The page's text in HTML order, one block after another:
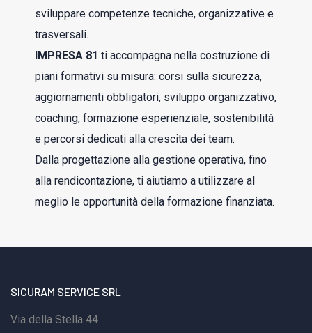
sviluppare competenze tecniche, organizzative e
trasversali.
IMPRESA 81 ti accompagna nella costruzione di
piani formativi su misura: corsi sulla sicurezza,
aggiornamenti obbligatori, sviluppo organizzativo,
coaching, formazione esperienziale, sostenibilità
e percorsi dedicati alla crescita dei team.
Dalla progettazione alla gestione operativa, fino
alla rendicontazione, ti aiutiamo a utilizzare al
meglio le opportunità della formazione finanziata.
SICURAM SERVICE SRL
Via della Stella 44